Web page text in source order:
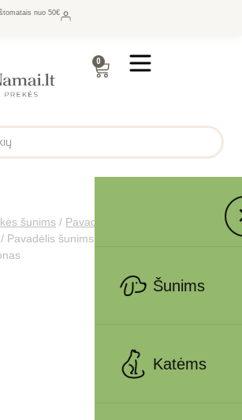
nuo 50€
0
Šunims
Katėms
šunims / Pavadėliai, antkakliai šunims
/ Pavadėlis šunims Active Dog Mellow M,